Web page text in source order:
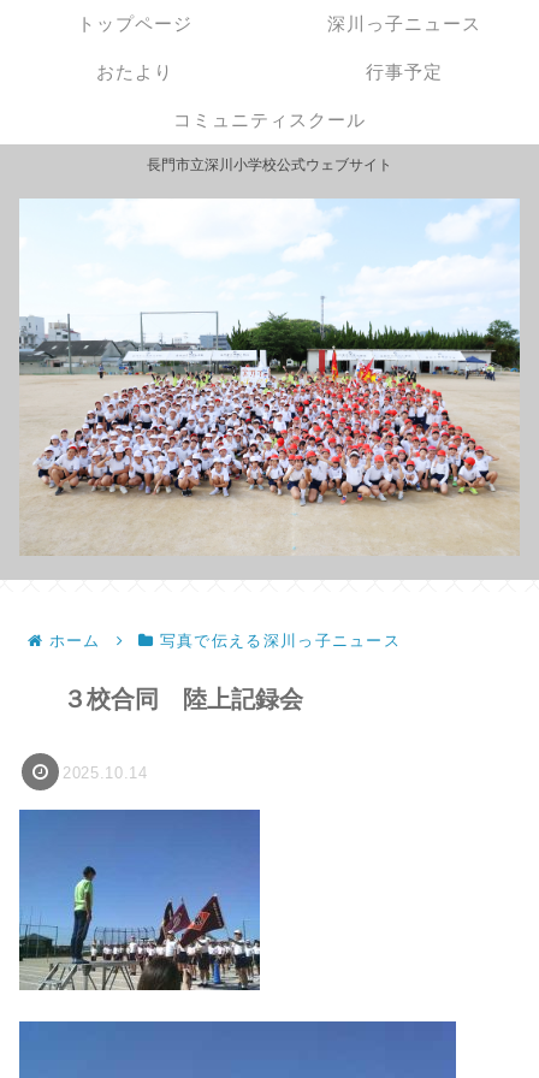
長門市立深川小学校公式ウェブサイト
トップページ 深川っ子ニュース
おたより 行事予定
コミュニティスクール
ホーム 写真で伝える深川っ子ニュース
３校合同 陸上記録会
2025.10.14